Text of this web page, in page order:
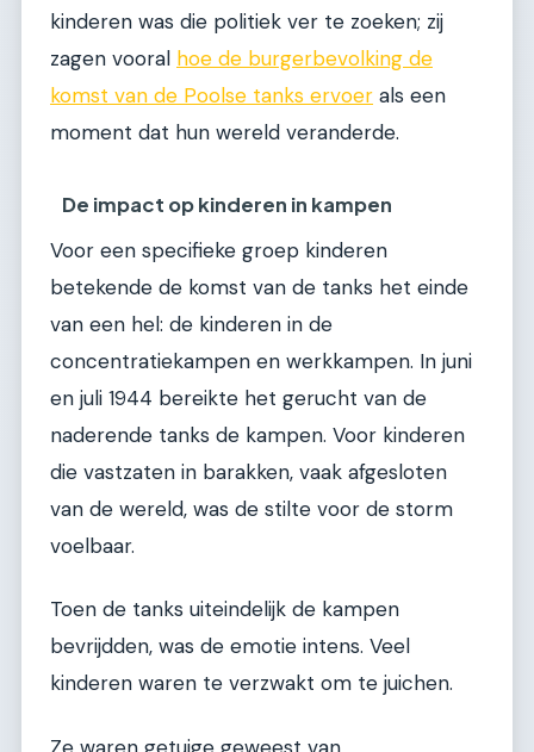
kinderen was die politiek ver te zoeken; zij
zagen vooral hoe de burgerbevolking de
komst van de Poolse tanks ervoer als een
moment dat hun wereld veranderde.
De impact op kinderen in kampen
Voor een specifieke groep kinderen
betekende de komst van de tanks het einde
van een hel: de kinderen in de
concentratiekampen en werkkampen. In juni
en juli 1944 bereikte het gerucht van de
naderende tanks de kampen. Voor kinderen
die vastzaten in barakken, vaak afgesloten
van de wereld, was de stilte voor de storm
voelbaar.
Toen de tanks uiteindelijk de kampen
bevrijdden, was de emotie intens. Veel
kinderen waren te verzwakt om te juichen.